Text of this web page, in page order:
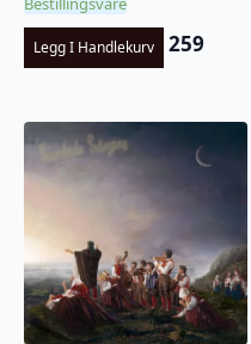
Legg I Handlekurv 259